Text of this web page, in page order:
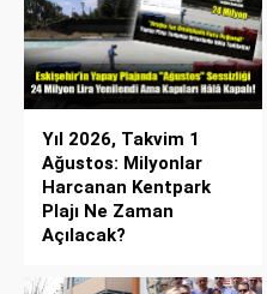
Yıl 2026, Takvim 1
Ağustos: Milyonlar
Harcanan Kentpark
Plajı Ne Zaman
Açılacak?